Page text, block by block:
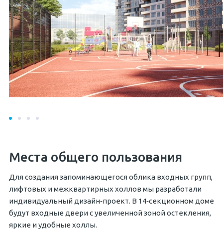
Места общего пользования
Для создания запоминающегося облика входных групп,
лифтовых и межквартирных холлов мы разработали
индивидуальный дизайн‐проект. В 14‐секционном доме
будут входные двери с увеличенной зоной остекления,
яркие и удобные холлы.